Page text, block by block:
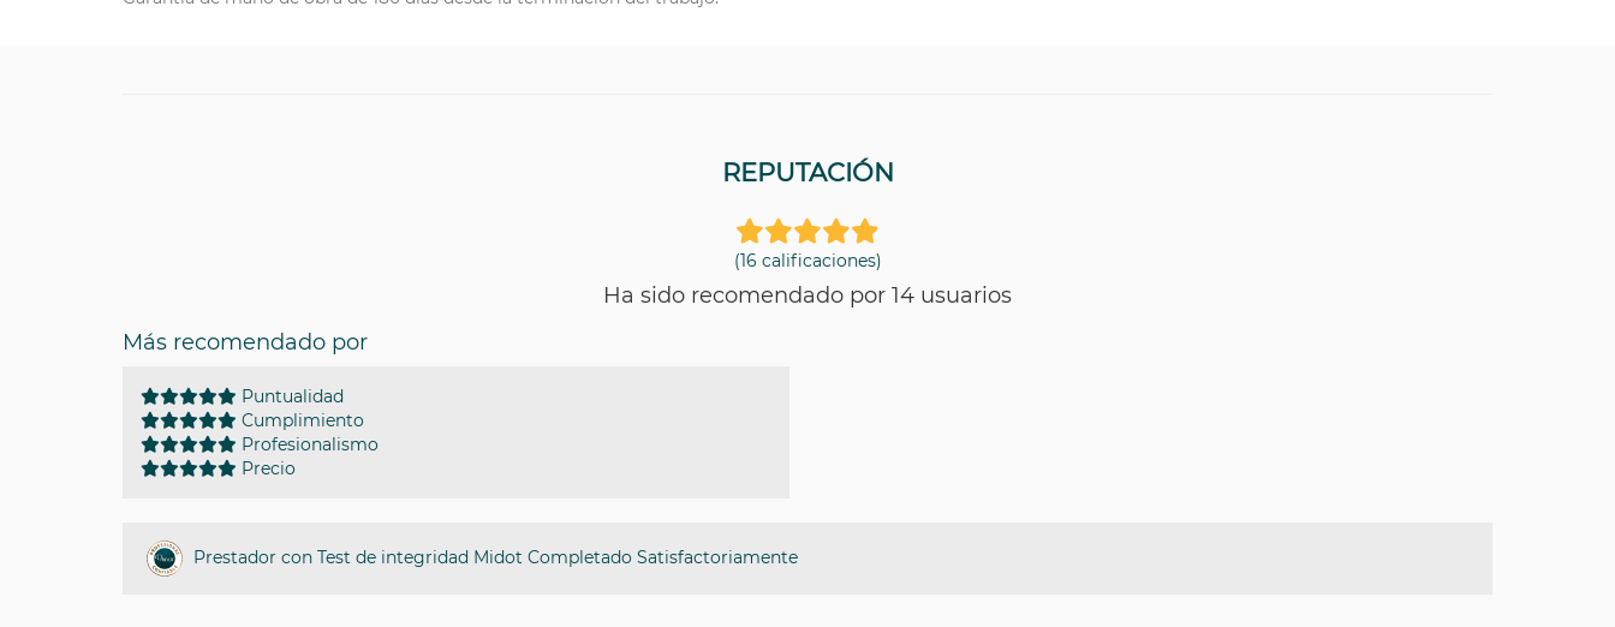
REPUTACIÓN
(16 calificaciones)
Ha sido recomendado por 14 usuarios
Más recomendado por
Puntualidad
Cumplimiento
Profesionalismo
Precio
Prestador con Test de integridad Midot Completado Satisfactoriamente